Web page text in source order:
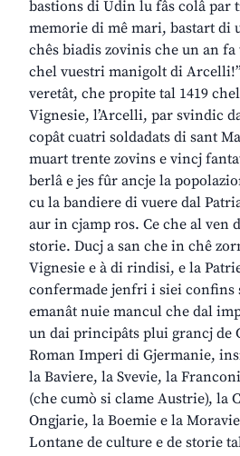
bastions di Udin lu fâs colâ par
memorie di mê mari, bastart di
chês biadis zovinis che un an fa
chel vuestri manigolt di
veretât, che propite tal 1419
Vignesie, l’Arcelli, par svindic
copât cuatri soldadats di sant
muart trente zovins e vincj
berlâ e jes fûr ancje la
cu la bandiere di vuere dal
aur in cjamp ros. Ce che al ven
storie. Ducj a san che in chê
Vignesie e à di rindisi, e la
confermade jenfri i siei confins
emanât nuie mancul che dal
un dai principâts plui grancj de
Roman Imperi di Gjermanie,
la Baviere, la Svevie, la
(che cumò si clame Austrie), la
Ongjarie, la Boemie e la
Lontane de culture e de storie